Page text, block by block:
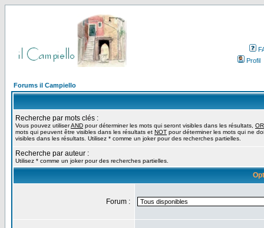
Profil
Forums il Campiello
Recherche par mots clés :
Vous pouvez utiliserAND pour déterminer les mots qui seront visibles dans les résultats, OR
mots qui peuvent être visibles dans les résultats et NOT pour déterminer les mots qui ne
visibles dans les résultats. Utilisez * comme un joker pour des recherches partielles.
Recherche par auteur :
Utilisez * comme un joker pour des recherches partielles.
Forum :